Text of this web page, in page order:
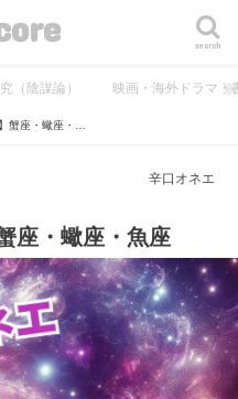
search
（陰謀論） 映画・海外ドラマ・
辛口オネエ
座・蠍座・魚座